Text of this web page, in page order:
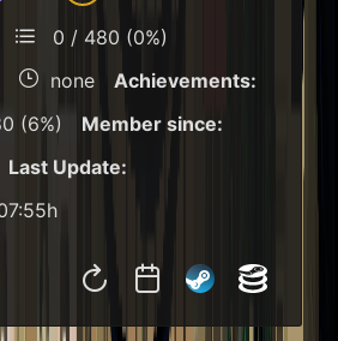
0 / 480 (0%)
none
Achievements:
(6%)
Member since:
Last Update: